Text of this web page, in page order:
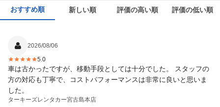
おすすめ順 新しい順 評価の高い順 評価の低い順
2026/08/06
5.0
車は古かったですが、移動手段としては十分でした。 スタッフの
方の対応も丁寧で、コストパフォーマンスは非常に良いと思いま
した。
ターキーズレンタカー宮古島本店